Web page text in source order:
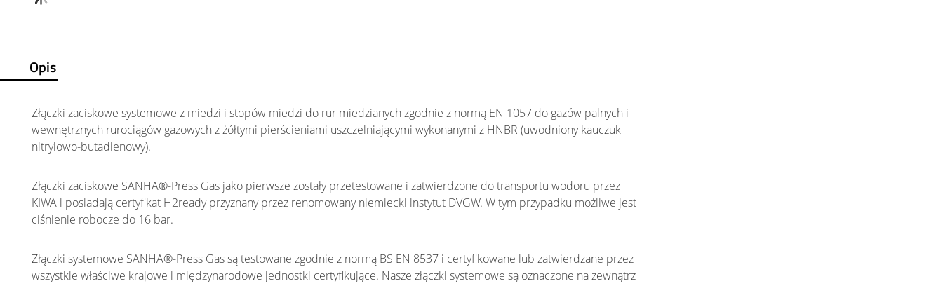
Opis
Złączki zaciskowe systemowe z miedzi i stopów miedzi do rur miedzianych zgodnie z normą EN 1057 do gazów palnych i
wewnętrznych rurociągów gazowych z żółtymi pierścieniami uszczelniającymi wykonanymi z HNBR (uwodniony kauczuk
nitrylowo-butadienowy).
Złączki zaciskowe SANHA®-Press Gas jako pierwsze zostały przetestowane i zatwierdzone do transportu wodoru przez
KIWA i posiadają certyfikat H2ready przyznany przez renomowany niemiecki instytut DVGW. W tym przypadku możliwe jest
ciśnienie robocze do 16 bar.
Złączki systemowe SANHA®-Press Gas są testowane zgodnie z normą BS EN 8537 i certyfikowane lub zatwierdzane przez
wszystkie właściwe krajowe i międzynarodowe jednostki certyfikujące. Nasze złączki systemowe są oznaczone na zewnątrz